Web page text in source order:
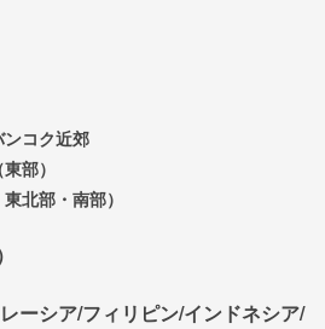
コク近郊
部）
北部・南部）
ーシア/フィリピン/インドネシア/